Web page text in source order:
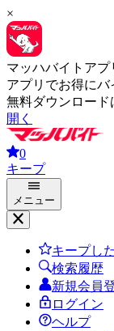
×
マッハバイトアプ
アプリでお得にバ
無料ダウンロード
開く
0
キープ
メニュー
キープし
検索履歴
新規会員
ログイン
ヘルプ